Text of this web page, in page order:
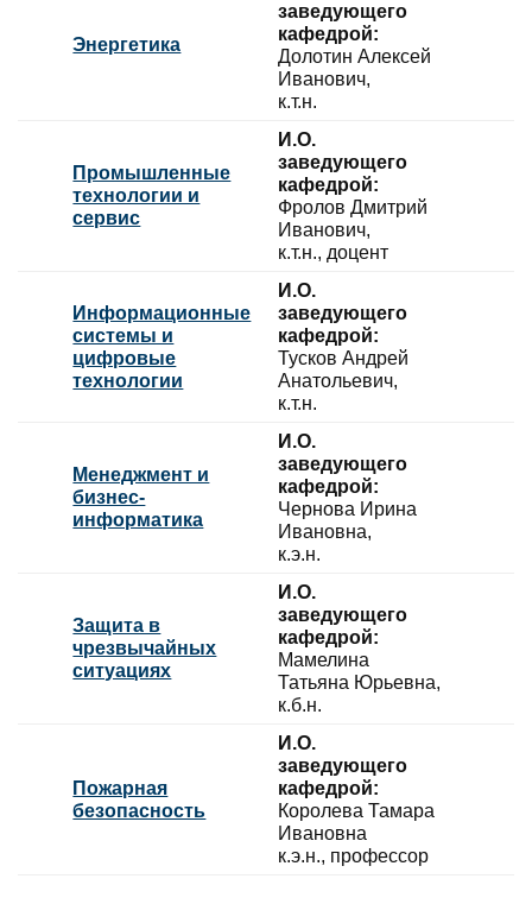
Энергетика
заведующего
кафедрой:
Долотин Алексей
Иванович,
к.т.н.
Промышленные
технологии и
сервис
И.О.
заведующего
кафедрой:
Фролов Дмитрий
Иванович,
к.т.н., доцент
Информационные
системы и
цифровые
технологии
И.О.
заведующего
кафедрой:
Тусков Андрей
Анатольевич,
к.т.н.
Менеджмент и
бизнес-
информатика
И.О.
заведующего
кафедрой:
Чернова Ирина
Ивановна,
к.э.н.
Защита в
чрезвычайных
ситуациях
И.О.
заведующего
кафедрой:
Мамелина
Татьяна Юрьевна,
к.б.н.
Пожарная
безопасность
И.О.
заведующего
кафедрой:
Королева Тамара
Ивановна
к.э.н., профессор